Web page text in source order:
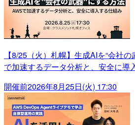
【8/25（火）札幌】生成AIを“会社
で加速するデータ分析と、安全に導
開催前2026年8月25日(火) 17:30